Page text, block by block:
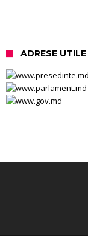
ADRESE UTILE